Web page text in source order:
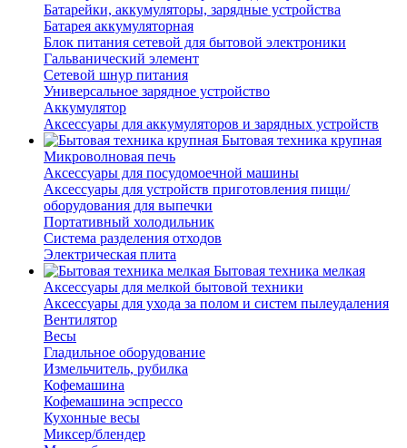
Батарейки, аккумуляторы, зарядные устройства
Батарея аккумуляторная
Блок питания сетевой для бытовой электроники
Гальванический элемент
Сетевой шнур питания
Универсальное зарядное устройство
Аккумулятор
Аксессуары для аккумуляторов и зарядных устройств
Бытовая техника крупная
Микроволновая печь
Аксессуары для посудомоечной машины
Аксессуары для устройств приготовления пищи/
оборудования для выпечки
Портативный холодильник
Система разделения отходов
Электрическая плита
Бытовая техника мелкая
Аксессуары для мелкой бытовой техники
Аксессуары для ухода за полом и систем пылеудаления
Вентилятор
Весы
Гладильное оборудование
Измельчитель, рубилка
Кофемашина
Кофемашина эспрессо
Кухонные весы
Миксер/блендер